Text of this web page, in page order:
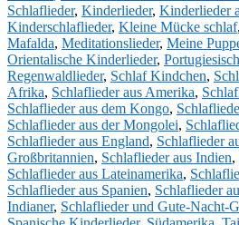
Menge
Schlaflieder, Kinderlieder, Kinderlieder
Kinderschlaflieder, Kleine Mücke schlaf,
Mafalda, Meditationslieder, Meine
Orientalische Kinderlieder,
Regenwaldlieder, Schlaf Kindchen,
Afrika, Schlaflieder aus Amerika,
Schlaflieder aus dem Kongo,
Schlaflieder aus der Mongolei,
Schlaflieder aus England, Schlaflieder
Großbritannien, Schlaflieder aus Indien,
Schlaflieder aus Lateinamerika,
Schlaflieder aus Spanien, Schlaflieder
Indianer, Schlaflieder und Gute-Nacht-